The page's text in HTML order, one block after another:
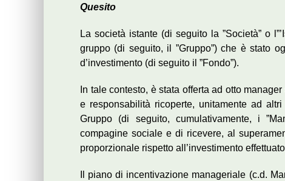
Quesito
La società istante (di seguito la ”Società” o
gruppo (di seguito, il ”Gruppo”) che è stato
d’investimento (di seguito il ”Fondo”).
In tale contesto, è stata offerta ad otto
e responsabilità ricoperte, unitamente ad
Gruppo (di seguito, cumulativamente, i
compagine sociale e di ricevere, al
proporzionale rispetto all’investimento
Il piano di incentivazione manageriale (c.d.